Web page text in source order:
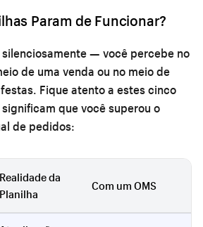
Param de Funcionar?
— você percebe no
de uma venda ou no meio de
Fique atento a estes cinco
que você superou o
de pedidos:
Realidade da
Planilha
Com um OMS